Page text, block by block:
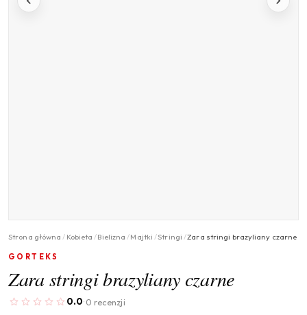
Strona główna / Kobieta /Bielizna /Majtki /Stringi /Zara stringi brazyliany czarne
GORTEKS
Zara stringi brazyliany czarne
0.0· 0 recenzji